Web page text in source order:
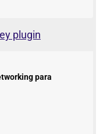
plugin
para